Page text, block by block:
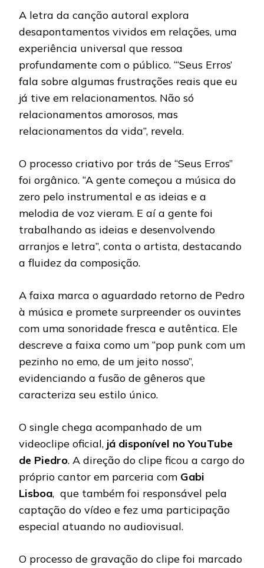
A letra da canção autoral explora
desapontamentos vividos em relações, uma
experiência universal que ressoa
profundamente com o público. “‘Seus Erros’
fala sobre algumas frustrações reais que eu
já tive em relacionamentos. Não só
relacionamentos amorosos, mas
relacionamentos da vida”, revela.
O processo criativo por trás de “Seus Erros”
foi orgânico. “A gente começou a música do
zero pelo instrumental e as ideias e a
melodia de voz vieram. E aí a gente foi
trabalhando as ideias e desenvolvendo
arranjos e letra”, conta o artista, destacando
a fluidez da composição.
A faixa marca o aguardado retorno de Pedro
à música e promete surpreender os ouvintes
com uma sonoridade fresca e autêntica. Ele
descreve a faixa como um “pop punk com um
pezinho no emo, de um jeito nosso”,
evidenciando a fusão de gêneros que
caracteriza seu estilo único.
O single chega acompanhado de um
videoclipe oficial, já disponível no YouTube
de Piedro. A direção do clipe ficou a cargo do
próprio cantor em parceria com Gabi
Lisboa, que também foi responsável pela
captação do vídeo e fez uma participação
especial atuando no audiovisual.
O processo de gravação do clipe foi marcado